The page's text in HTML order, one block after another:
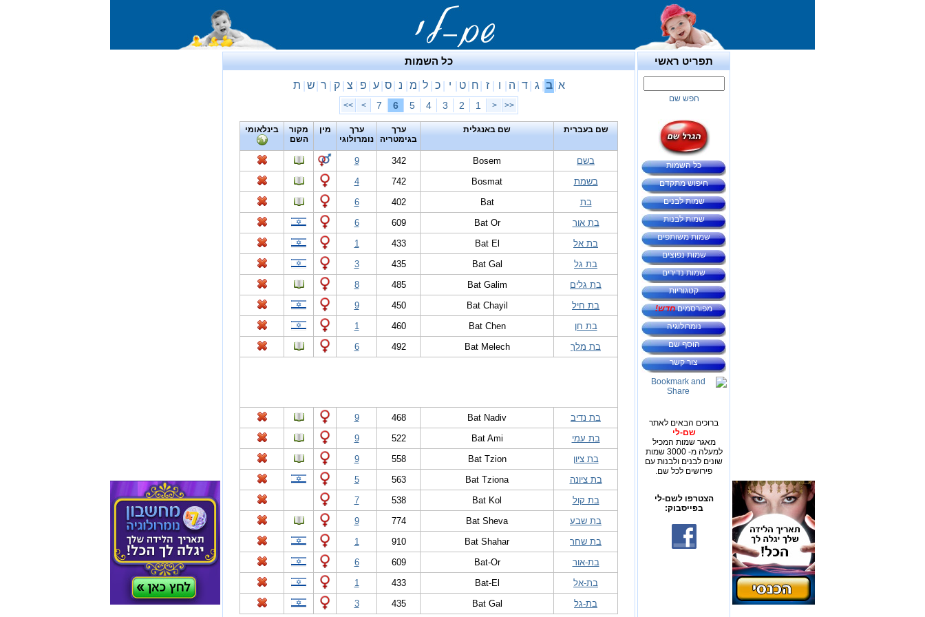
תפריט ראשי
חפש שם
כל השמות
חיפוש מתקדם
שמות לבנים
שמות לבנות
שמות משותפים
שמות נפוצים
שמות נדירים
קטגוריות
מפורסמיםחדש!
נומרולוגיה
הוסף שם
צור קשר
ברוכים הבאים לאתר
שם-לי
מאגר שמות המכיל
למעלה מ- 3000 שמות
שונים לבנים ולבנות עם
פירושים לכל שם.
הצטרפו לשם-לי
בפייסבוק:
כל השמות
א ב ג ד ה ו ז ח ט י כ ל מ נ ס ע פ צ ק ר ש ת
<<
<
1
2
3
4
5
6
7
>
>>
שם בעברית שם באנגלית
ערך
בגימטריה
ערך
נומרולוגי
מין
מקור
השם
בינלאומי
בשם Bosem
342
9
בשמת
Bosmat
742
4
בת
Bat
402
6
בת אור
Bat Or
609
6
בת אל
Bat El
433
1
בת גל
Bat Gal
435
3
בת גלים
Bat Galim
485
8
בת חיל
Bat Chayil
450
9
בת חן
Bat Chen
460
1
בת מלך
Bat Melech
492
6
בת נדיב Bat Nadiv
468
9
בת עמי
Bat Ami
522
9
בת ציון
Bat Tzion
558
9
בת ציונה
Bat Tziona
563
5
בת קול
Bat Kol
538
7
בת שבע
Bat Sheva
774
9
בת שחר
Bat Shahar
910
1
בת-אור
Bat-Or
609
6
בת-אל
Bat-El
433
1
בת-גל
Bat Gal
435
3